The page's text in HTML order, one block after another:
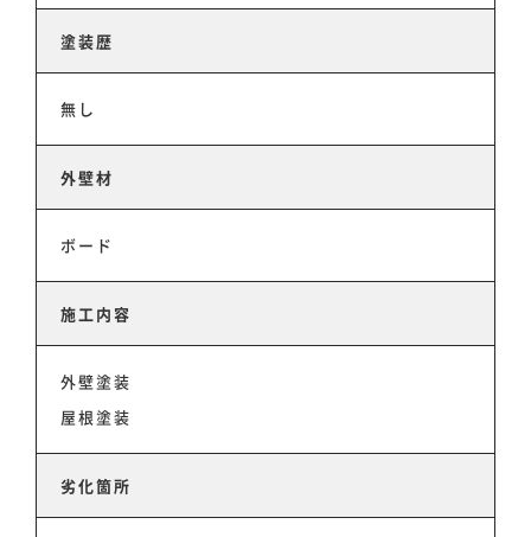
塗装歴
無し
外壁材
ボード
施工内容
外壁塗装
屋根塗装
劣化箇所
会社情報